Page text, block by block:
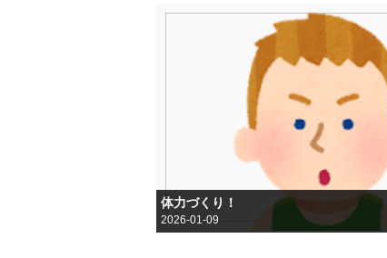
体力づくり！
2026-01-09